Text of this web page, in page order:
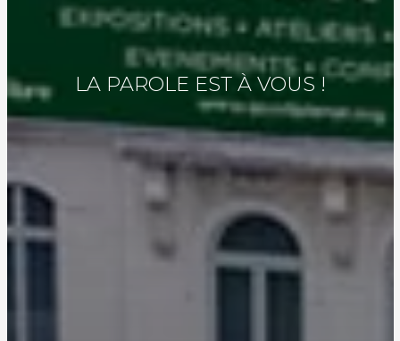
LA PAROLE EST À VOUS !